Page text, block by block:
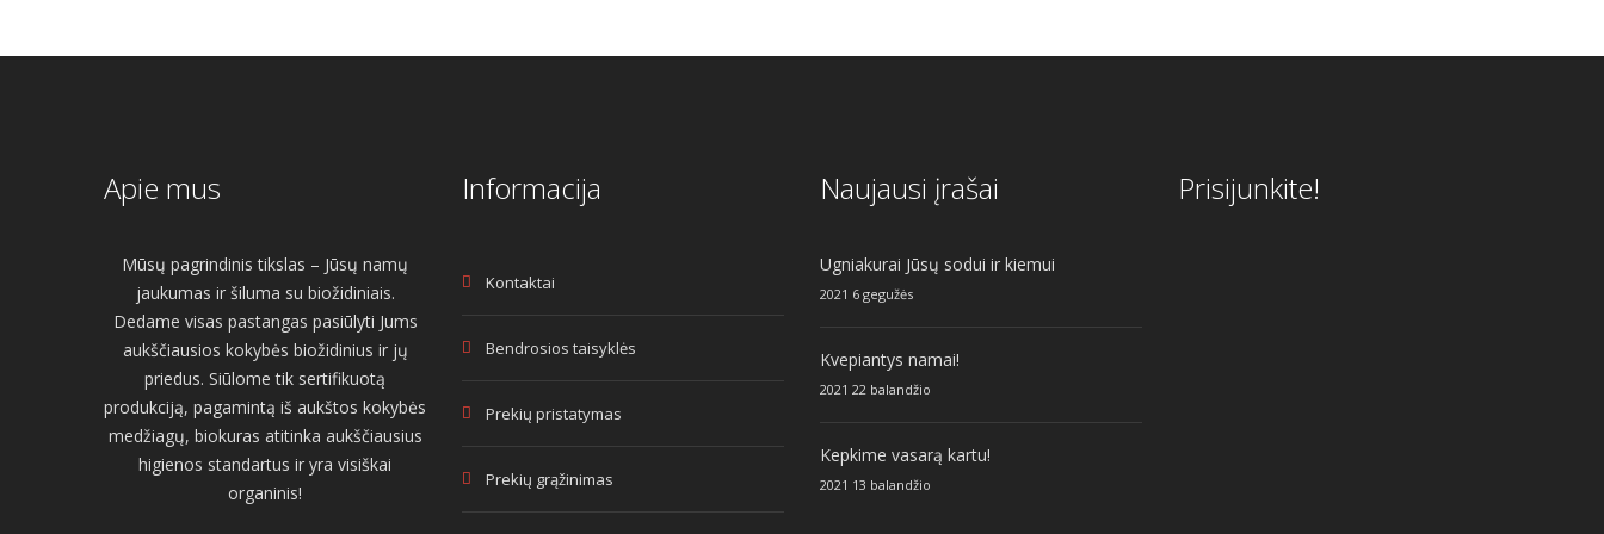
Apie mus
Mūsų pagrindinis tikslas – Jūsų namų
jaukumas ir šiluma su biožidiniais.
Dedame visas pastangas pasiūlyti Jums
aukščiausios kokybės biožidinius ir jų
priedus. Siūlome tik sertifikuotą
produkciją, pagamintą iš aukštos kokybės
medžiagų, biokuras atitinka aukščiausius
higienos standartus ir yra visiškai
organinis!
Informacija
Kontaktai
Bendrosios taisyklės
Prekių pristatymas
Prekių grąžinimas
Naujausi įrašai
Ugniakurai Jūsų sodui ir kiemui
2021 6 gegužės
Kvepiantys namai!
2021 22 balandžio
Kepkime vasarą kartu!
2021 13 balandžio
Prisijunkite!